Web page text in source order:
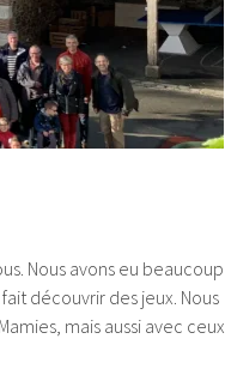
Nous avons eu beaucoup
découvrir des jeux. Nous
mais aussi avec ceux